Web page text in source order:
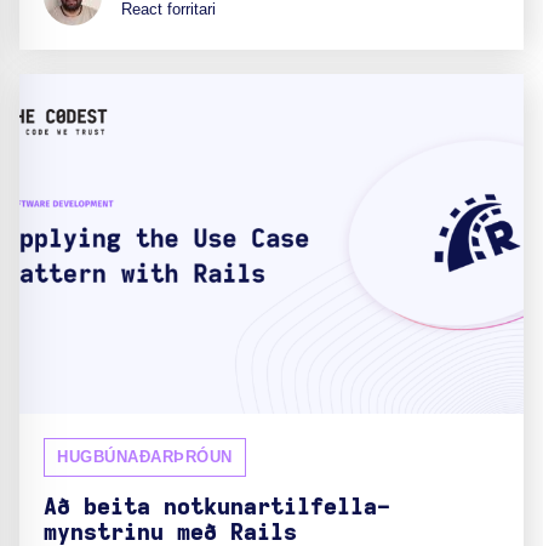
React forritari
HUGBÚNAÐARÞRÓUN
Að beita notkunartilfella-
mynstrinu með Rails